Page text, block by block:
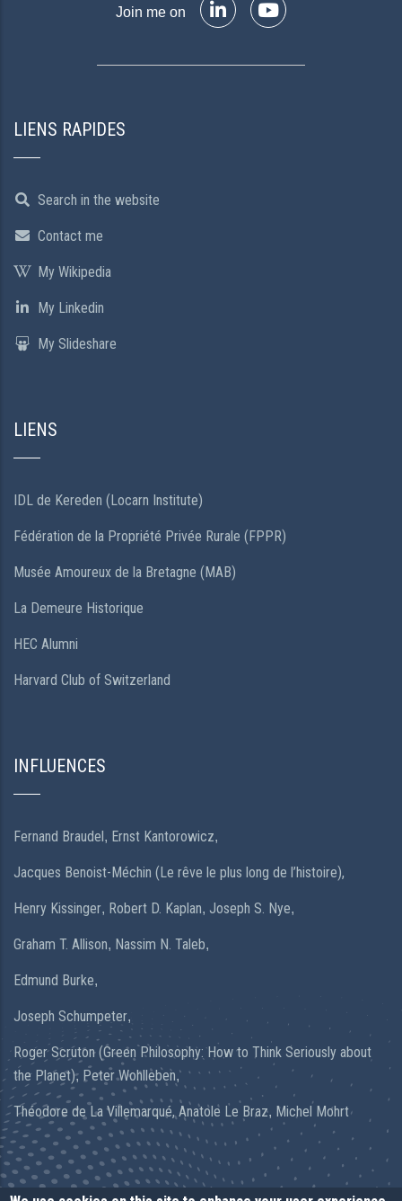
Join me on
LIENS RAPIDES
Search in the website
Contact me
My Wikipedia
My Linkedin
My Slideshare
LIENS
IDL de Kereden (Locarn Institute)
Fédération de la Propriété Privée Rurale (FPPR)
Musée Amoureux de la Bretagne (MAB)
La Demeure Historique
HEC Alumni
Harvard Club of Switzerland
INFLUENCES
Fernand Braudel , Ernst Kantorowicz,
Jacques Benoist-Méchin (Le rêve le plus long de l’histoire),
Henry Kissinger, Robert D. Kaplan, Joseph S. Nye,
Graham T. Allison, Nassim N. Taleb,
Edmund Burke,
Joseph Schumpeter,
Roger Scruton (Green Philosophy: How to Think Seriously about
the Planet), Peter Wohlleben,
Théodore de La Villemarqué, Anatole Le Braz, Michel Mohrt